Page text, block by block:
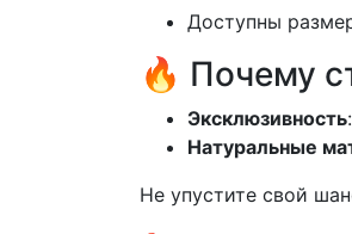
Доступны
🔥 Почему
Эксклюзивность
Натуральные
Не упустите свой